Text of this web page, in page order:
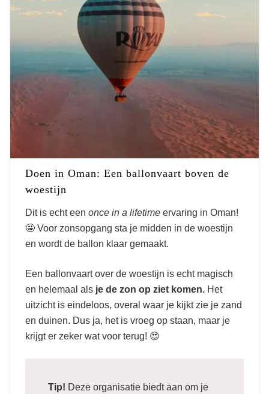
Doen in Oman: Een ballonvaart boven de
woestijn
Dit is echt een once in a lifetime ervaring in Oman!
🤩 Voor zonsopgang sta je midden in de woestijn
en wordt de ballon klaar gemaakt.
Een ballonvaart over de woestijn is echt magisch
en helemaal als je de zon op ziet komen. Het
uitzicht is eindeloos, overal waar je kijkt zie je zand
en duinen. Dus ja, het is vroeg op staan, maar je
krijgt er zeker wat voor terug! 😍
Tip! Deze organisatie biedt aan om je